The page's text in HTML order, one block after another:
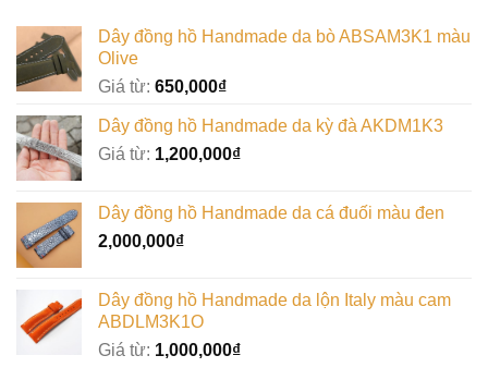
Dây đồng hồ Handmade da bò ABSAM3K1 màu
Olive
Giá từ: 650,000₫
Dây đồng hồ Handmade da kỳ đà AKDM1K3
Giá từ: 1,200,000₫
Dây đồng hồ Handmade da cá đuối màu đen
2,000,000₫
Dây đồng hồ Handmade da lộn Italy màu cam
ABDLM3K1O
Giá từ: 1,000,000₫